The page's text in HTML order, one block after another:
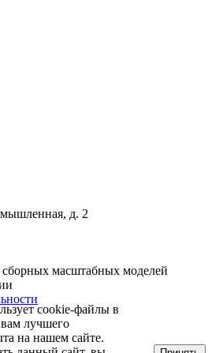
д. 2
масштабных моделей
cookie-файлы в
лучшего
на нашем сайте.